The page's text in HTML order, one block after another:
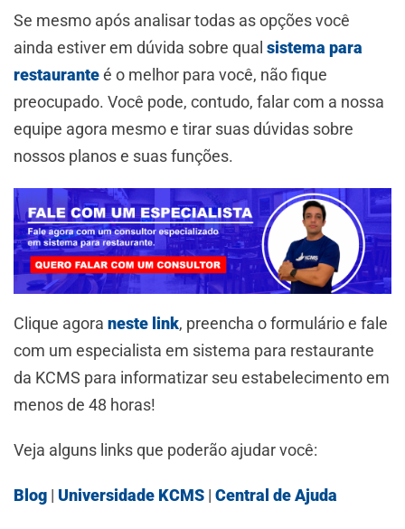
Se mesmo após analisar todas as opções você
ainda estiver em dúvida sobre qual sistema para
restauranteé o melhor para você, não fique
preocupado. Você pode, contudo, falar com a nossa
equipe agora mesmo e tirar suas dúvidas sobre
nossos planos e suas funções.
Clique agora neste link, preencha o formulário e fale
com um especialista em sistema para restaurante
da KCMS para informatizar seu estabelecimento em
menos de 48 horas!
Veja alguns links que poderão ajudar você:
Blog | Universidade KCMS | Central de Ajuda